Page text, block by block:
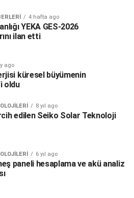
4 hafta ago
YEKA GES-2026
ilan etti
ago
küresel büyümenin
oldu
8 yıl ago
edilen Seiko Solar Teknoloji
6 yıl ago
paneli hesaplama ve akü analiz